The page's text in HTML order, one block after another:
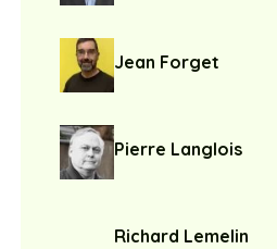
Jean Forget
Pierre Langlois
Richard Lemelin